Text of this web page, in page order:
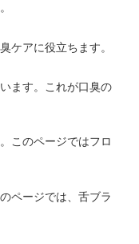
ケアに役立ちます。
ます。これが口臭の
このページではフロ
ページでは、舌ブラ